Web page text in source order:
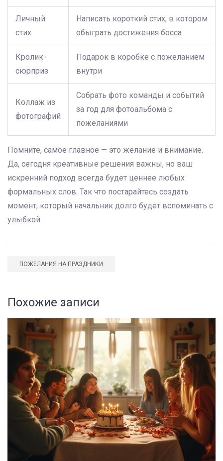
Личный
стих
Написать короткий стих, в котором
обыграть достижения босса
Кролик-
сюрприз
Подарок в коробке с пожеланием
внутри
Коллаж из
фотографий
Собрать фото команды и событий
за год для фотоальбома с
пожеланиями
Помните, самое главное — это желание и внимание.
Да, сегодня креативные решения важны, но ваш
искренний подход всегда будет ценнее любых
формальных слов. Так что постарайтесь создать
момент, который начальник долго будет вспоминать с
улыбкой.
ПОЖЕЛАНИЯ НА ПРАЗДНИКИ
Похожие записи